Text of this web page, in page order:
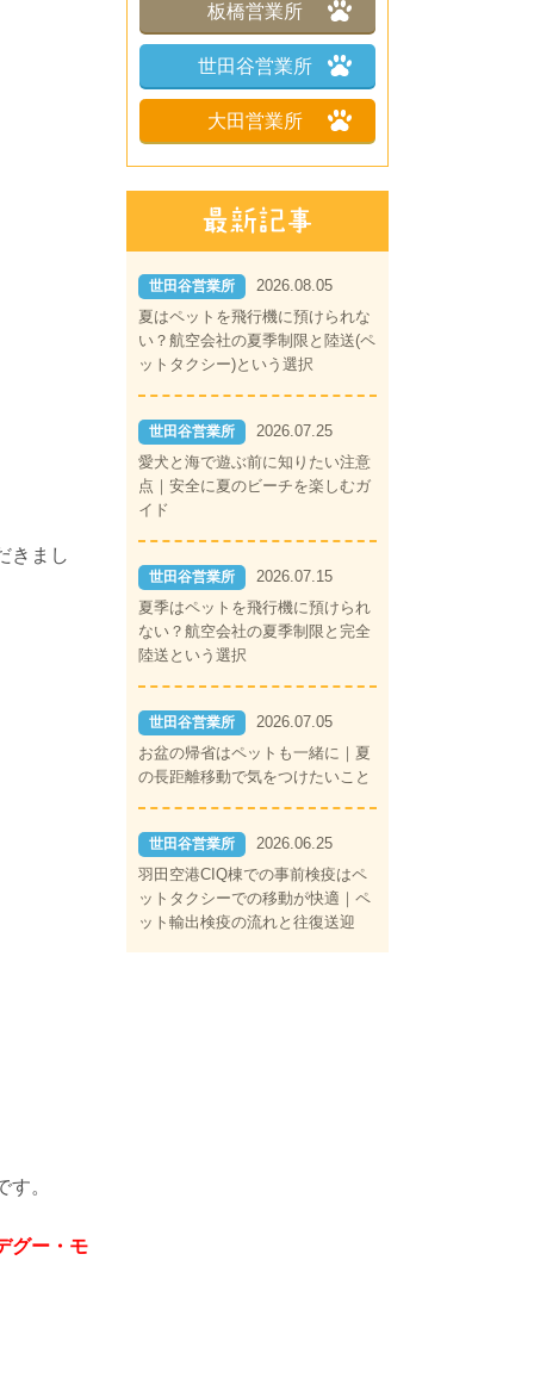
きまし
。
グー・モ
板橋営業所
世田谷営業所
大田営業所
世田谷営業所
2026.08.05
夏はペットを飛行機に預けられな
い？航空会社の夏季制限と陸送(ペ
ットタクシー)という選択
世田谷営業所
2026.07.25
愛犬と海で遊ぶ前に知りたい注意
点｜安全に夏のビーチを楽しむガ
イド
世田谷営業所
2026.07.15
夏季はペットを飛行機に預けられ
ない？航空会社の夏季制限と完全
陸送という選択
世田谷営業所
2026.07.05
お盆の帰省はペットも一緒に｜夏
の長距離移動で気をつけたいこと
世田谷営業所
2026.06.25
羽田空港CIQ棟での事前検疫はペ
ットタクシーでの移動が快適｜ペ
ット輸出検疫の流れと往復送迎